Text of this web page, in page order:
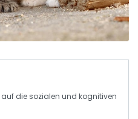
auf die sozialen und kognitiven